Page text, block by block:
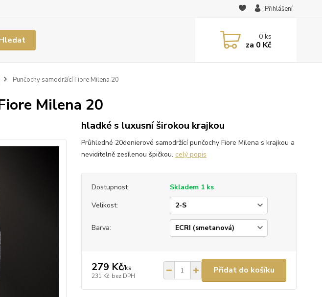
Přihlášení
0ks
za 0 Kč
Punčochy samodržící Fiore Milena 20
Milena 20
hladké s luxusní širokou krajkou
Průhledné 20denierové samodržící punčochy Fiore Milena s krajkou a
neviditelně zesílenou špičkou. celý popis
Dostupnost
Skladem 1 ks
Velikost:
Barva:
279 Kč/ks
231 Kč bez DPH
Přidat do košíku